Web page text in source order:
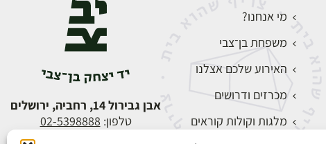
מי אנחנו?
משפחת בן־צבי
האירוע שלכם אצלנו
מכרזים ודרושים
מלגות וקולות קוראים
אבן גבירול 14, רחביה, ירושלים
טלפון: 02-5398888